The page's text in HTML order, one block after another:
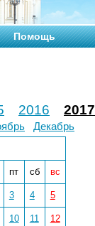
Помощь
2016 2017
Декабрь
пт сб вс
3 4 5
10 11 12